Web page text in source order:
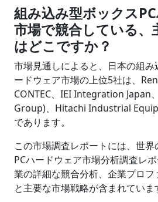
組み込み型ボックス
市場で競合している、
はどこですか？
市場見通しによると、日本の組み
ードウェア市場の上位5社は、
CONTEC、IEI Integration Japan
Group)、Hitachi Industrial
であります。
この市場調査レポートには、世
PCハードウェア市場分析調査レ
業の詳細な競合分析、企業プロフ
と主要な市場戦略が含まれていま